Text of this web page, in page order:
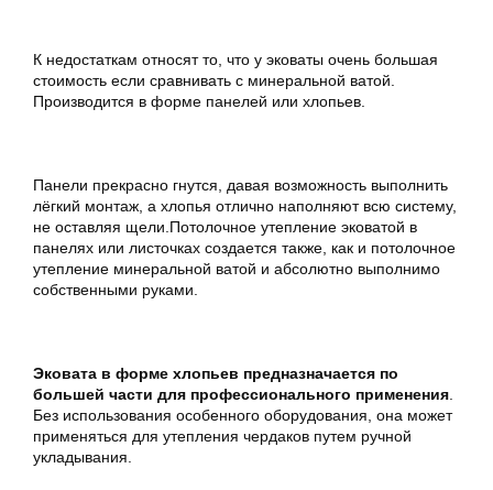
К недостаткам относят то, что у эковаты очень большая
стоимость если сравнивать с минеральной ватой.
Производится в форме панелей или хлопьев.
Панели прекрасно гнутся, давая возможность выполнить
лёгкий монтаж, а хлопья отлично наполняют всю систему,
не оставляя щели.Потолочное утепление эковатой в
панелях или листочках создается также, как и потолочное
утепление минеральной ватой и абсолютно выполнимо
собственными руками.
Эковата в форме хлопьев предназначается по
большей части для профессионального применения.
Без использования особенного оборудования, она может
применяться для утепления чердаков путем ручной
укладывания.